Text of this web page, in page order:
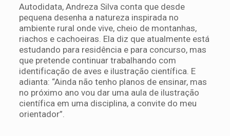
Autodidata, Andreza Silva conta que desde
pequena desenha a natureza inspirada no
ambiente rural onde vive, cheio de montanhas,
riachos e cachoeiras. Ela diz que atualmente está
estudando para residência e para concurso, mas
que pretende continuar trabalhando com
identificação de aves e ilustração científica. E
adianta: “Ainda não tenho planos de ensinar, mas
no próximo ano vou dar uma aula de ilustração
científica em uma disciplina, a convite do meu
orientador”.